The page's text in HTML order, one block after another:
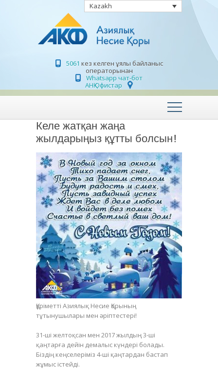
Kazakh
5061 кез келген ұялы байланыс
операторынан
Whatsapp чат-бот
АНҚ Офистар
Келе жатқан жаңа
жылдарыңыз құтты болсын!
Құріметті Азиялық Несие Қорының
тұтынушылары мен әріптестері!
31-ші желтоқсан мен 2017 жылдың 3-ші
қаңтарға дейін демалыс күндері болады.
Біздің кеңселеріміз 4-ші қаңтардан бастап
жұмыс істейді.